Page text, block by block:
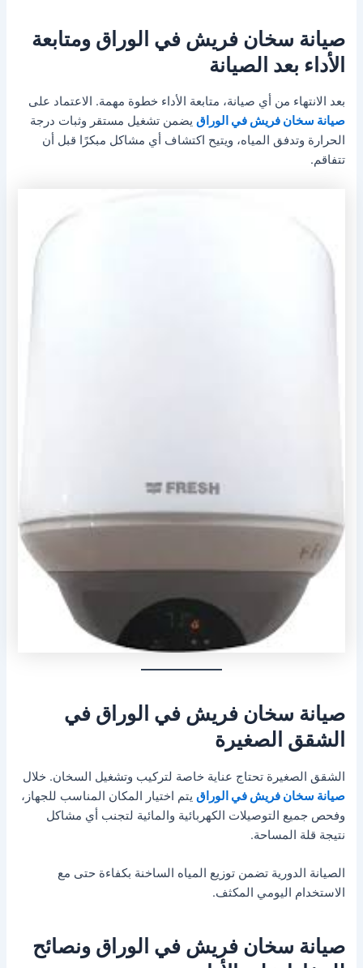
صيانة سخان فريش في الوراق ومتابعة
الأداء بعد الصيانة
بعد الانتهاء من أي صيانة، متابعة الأداء خطوة مهمة. الاعتماد على
صيانة سخان فريش في الوراق يضمن تشغيل مستقر وثبات درجة
الحرارة وتدفق المياه، ويتيح اكتشاف أي مشاكل مبكرًا قبل أن
تتفاقم.
صيانة سخان فريش في الوراق في
الشقق الصغيرة
الشقق الصغيرة تحتاج عناية خاصة لتركيب وتشغيل السخان. خلال
صيانة سخان فريش في الوراق يتم اختيار المكان المناسب للجهاز،
وفحص جميع التوصيلات الكهربائية والمائية لتجنب أي مشاكل
نتيجة قلة المساحة.
الصيانة الدورية تضمن توزيع المياه الساخنة بكفاءة حتى مع
الاستخدام اليومي المكثف.
صيانة سخان فريش في الوراق ونصائح